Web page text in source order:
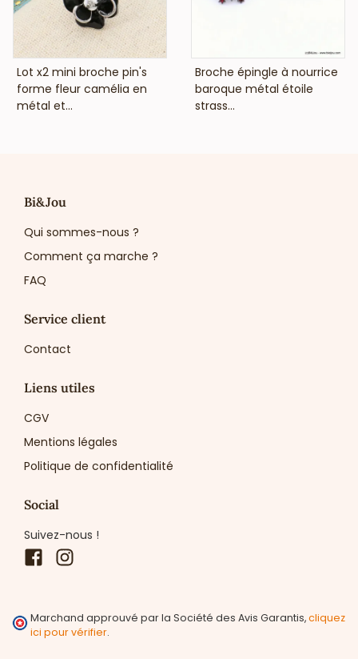
VOIR LE PRIX
Lot x2 mini broche pin's
forme fleur camélia en
métal et...
VOIR LE PRIX
Broche épingle à nourrice
baroque métal étoile
strass...
Bi&Jou
Qui sommes-nous ?
Comment ça marche ?
FAQ
Service client
Contact
Liens utiles
CGV
Mentions légales
Politique de confidentialité
Social
Suivez-nous !
Facebook
Marchand approuvé par la Société des Avis Garantis,cliquez
ici pour vérifier.